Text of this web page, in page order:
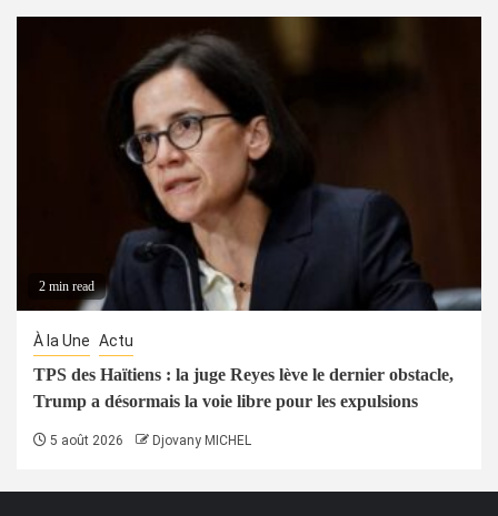
2 min read
À la Une Actu
TPS des Haïtiens : la juge Reyes lève le dernier obstacle,
Trump a désormais la voie libre pour les expulsions
5 août 2026 Djovany MICHEL